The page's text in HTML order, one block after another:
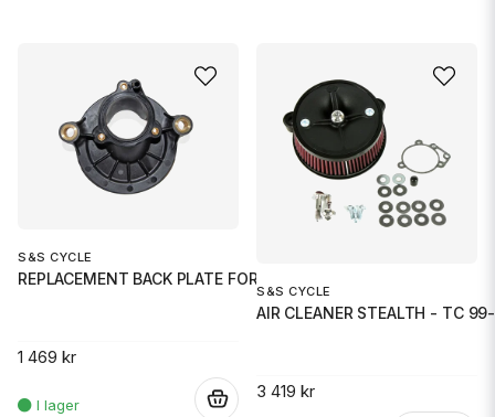
S&S CYCLE
REPLACEMENT BACK PLATE FOR 101
1 469 kr
S&S CYCLE
AIR CLEANER STEALTH - TC
3 419 kr